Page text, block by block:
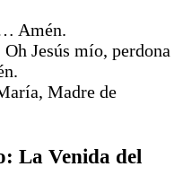
Amén.
Oh Jesús mío, perdona
Madre de
La Venida del